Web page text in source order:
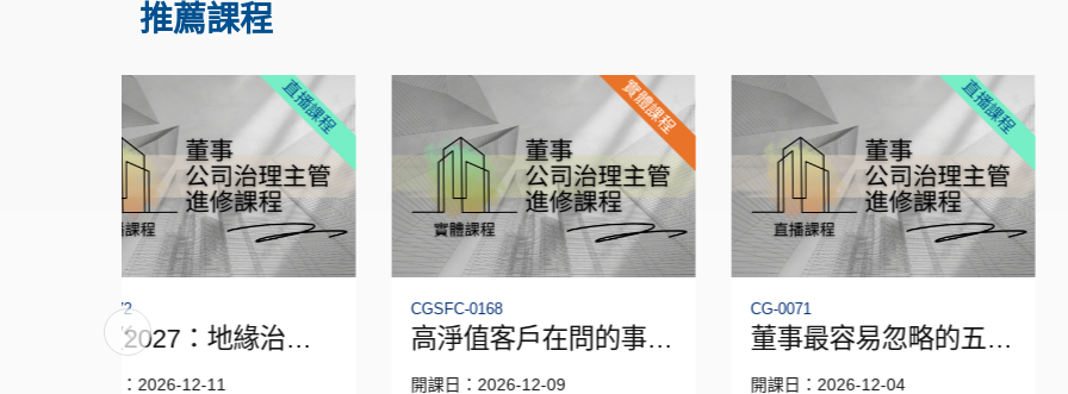
推薦課程
實體課程
高淨值客戶在問的事：
全球加稅趨勢下的資產
開課日：2026-12-09
直播課程
CG-0071
董事最容易忽略的五個
財報紅旗
開課日：2026-12-04
當決策與演算法並
行-AI時代董事會的挑
開課日：2026-11-30